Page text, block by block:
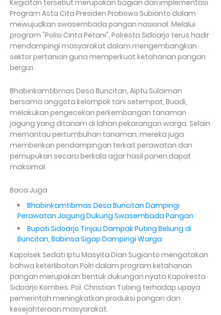
Kegiatan tersebut merupakan bagian dari implementasi
Program Asta Cita Presiden Prabowo Subianto dalam
mewujudkan swasembada pangan nasional. Melalui
program "Polisi Cinta Petani", Polresta Sidoarjo terus hadir
mendampingi masyarakat dalam mengembangkan
sektor pertanian guna memperkuat ketahanan pangan
bergizi.
Bhabinkamtibmas Desa Buncitan, Aiptu Sulaiman
bersama anggota kelompok tani setempat, Buadi,
melakukan pengecekan perkembangan tanaman
jagung yang ditanam di lahan pekarangan warga. Selain
memantau pertumbuhan tanaman, mereka juga
memberikan pendampingan terkait perawatan dan
pemupukan secara berkala agar hasil panen dapat
maksimal.
Baca Juga
Bhabinkamtibmas Desa Buncitan Dampingi
Perawatan Jagung Dukung Swasembada Pangan
Bupati Sidoarjo Tinjau Dampak Puting Beliung di
Buncitan, Babinsa Sigap Dampingi Warga
Kapolsek Sedati Iptu Masyita Dian Sugianto mengatakan
bahwa keterlibatan Polri dalam program ketahanan
pangan merupakan bentuk dukungan nyata Kapolresta
Sidoarjo Kombes. Pol. Christian Tobing terhadap upaya
pemerintah meningkatkan produksi pangan dan
kesejahteraan masyarakat.